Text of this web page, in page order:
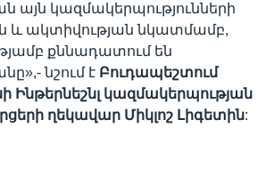
այն կազմակերպությունների
և ակտիվության նկատմամբ,
քննադատում են
նշում է Բուդապեշտում
Ինթերնեշնլ կազմակերպության
ղեկավար Միկլոշ Լիգետին: